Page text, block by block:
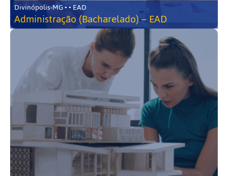
Divinópolis-MG • • EAD
Administração (Bacharelado) – EAD